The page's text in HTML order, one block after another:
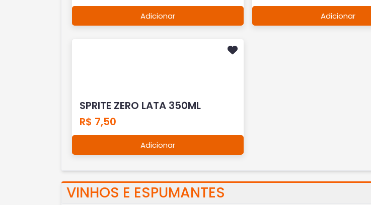
Adicionar Adicionar
SPRITE ZERO LATA 350ML
R$ 7,50
Adicionar
VINHOS E ESPUMANTES